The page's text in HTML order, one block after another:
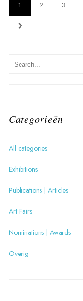
1 2 3
Categorieën
All categories
Exhibitions
Publications | Articles
Art Fairs
Nominations | Awards
Overig